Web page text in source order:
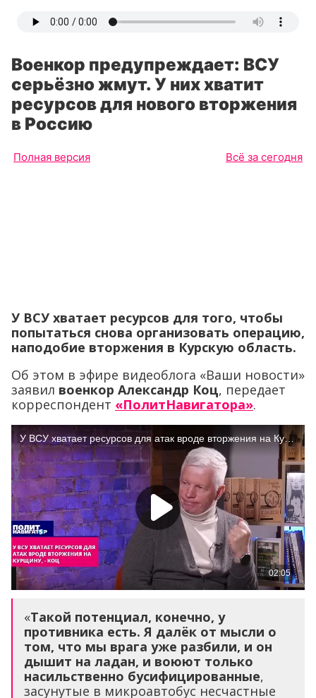
Военкор предупреждает: ВСУ
серьёзно жмут. У них хватит
ресурсов для нового вторжения
в Россию
Полная версия Всё за сегодня
У ВСУ хватает ресурсов для того, чтобы
попытаться снова организовать операцию,
наподобие вторжения в Курскую область.
Об этом в эфире видеоблога «Ваши новости»
заявил военкор Александр Коц, передает
корреспондент «ПолитНавигатора».
«Такой потенциал, конечно, у
противника есть. Я далёк от мысли о
том, что мы врага уже разбили, и он
дышит на ладан, и воюют только
насильственно бусифицированные,
засунутые в микроавтобус несчастные